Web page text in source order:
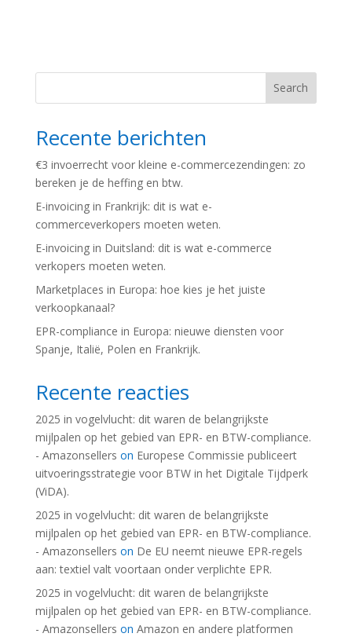
Search
Recente berichten
€3 invoerrecht voor kleine e-commercezendingen: zo
bereken je de heffing en btw.
E-invoicing in Frankrijk: dit is wat e-
commerceverkopers moeten weten.
E-invoicing in Duitsland: dit is wat e-commerce
verkopers moeten weten.
Marketplaces in Europa: hoe kies je het juiste
verkoopkanaal?
EPR-compliance in Europa: nieuwe diensten voor
Spanje, Italië, Polen en Frankrijk.
Recente reacties
2025 in vogelvlucht: dit waren de belangrijkste
mijlpalen op het gebied van EPR- en BTW-compliance.
- Amazonsellers on Europese Commissie publiceert
uitvoeringsstrategie voor BTW in het Digitale Tijdperk
(ViDA).
2025 in vogelvlucht: dit waren de belangrijkste
mijlpalen op het gebied van EPR- en BTW-compliance.
- Amazonsellers on De EU neemt nieuwe EPR-regels
aan: textiel valt voortaan onder verplichte EPR.
2025 in vogelvlucht: dit waren de belangrijkste
mijlpalen op het gebied van EPR- en BTW-compliance.
- Amazonsellers on Amazon en andere platformen